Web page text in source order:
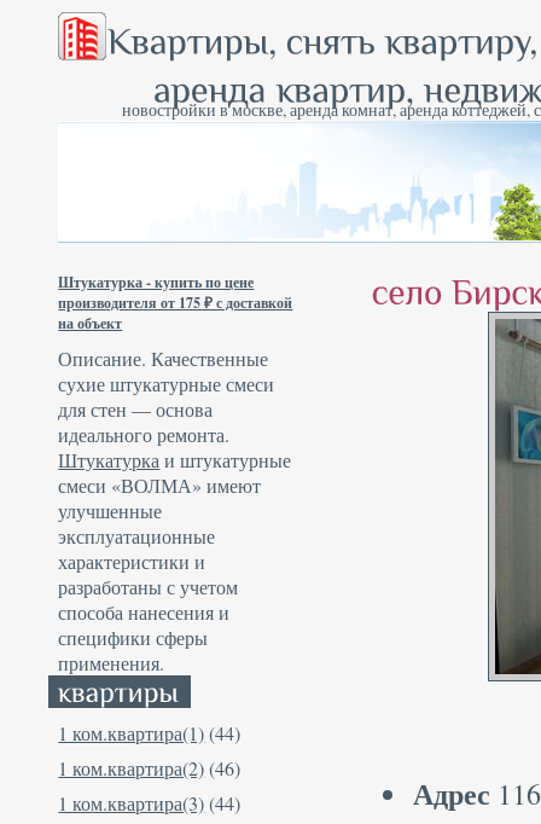
новостройки в москве, аренда комнат, аренда
Штукатурка - купить по цене
производителя от 175 ₽ с доставкой
на объект
Описание. Качественные
сухие штукатурные смеси
для стен — основа
идеального ремонта.
Штукатурка и штукатурные
смеси «ВОЛМА» имеют
улучшенные
эксплуатационные
характеристики и
разработаны с учетом
способа нанесения и
специфики сферы
применения.
1 ком.квартира(1)(44)
1 ком.квартира(2)(46)
1 ком.квартира(3)(44)
Адрес